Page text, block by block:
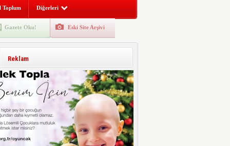
Toplum Diğerleri
Gazete Oku! Eski Site Arşivi
Reklam